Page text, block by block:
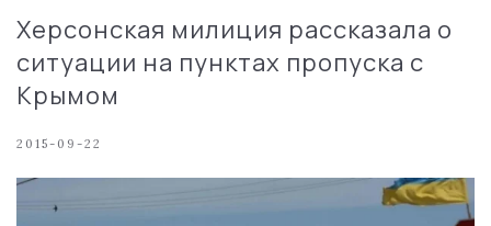
Херсонская милиция рассказала о
ситуации на пунктах пропуска с
Крымом
2015-09-22